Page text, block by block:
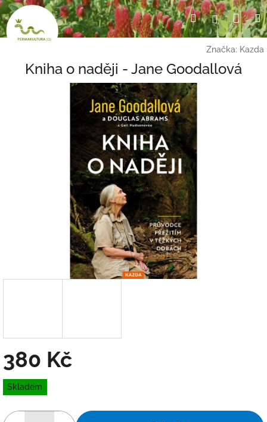
Přejít
na
obsah
HledatPřihlášení
Značka: Kazda
Kniha o naději - Jane Goodallová
380 Kč
Měrná
cena:
Skladem